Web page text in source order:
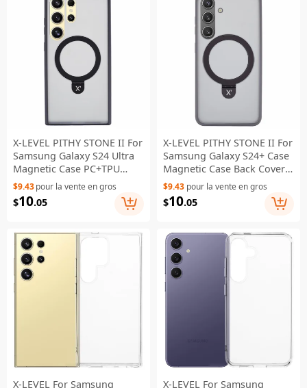
X-LEVEL PITHY STONE II For
Samsung Galaxy S24 Ultra
Magnetic Case PC+TPU
Back Cover Kickstand -
Black
$9.43pour la vente en gros
$10.05
X-LEVEL PITHY STONE II For
Samsung Galaxy S24+ Case
Magnetic Case Back Cover
Kickstand - Grey
$9.43 pour la vente en gros
$10.05
X-LEVEL For Samsung
X-LEVEL For Samsung